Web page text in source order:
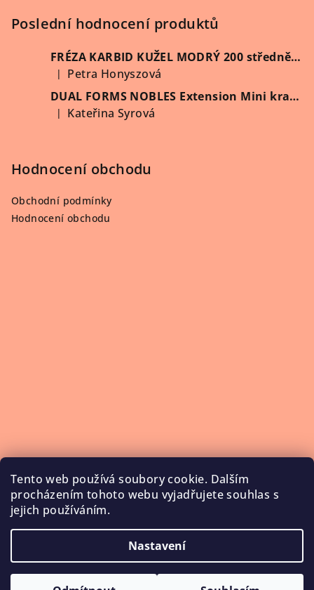
Tento web používá soubory cookie. Dalším
procházením tohoto webu vyjadřujete souhlas s
jejich používáním.
Nastavení
Poslední hodnocení produktů
FRÉZA KARBID KUŽEL MODRÝ 200 středně hrubý (Vybrat průměr)
Hodnocení produktu je 5 z 5 hvězdiček.
|
Petra Honyszová
DUAL FORMS NOBLES Extension Mini kratší 60 ks/krabička
Hodnocení produktu je 5 z 5 hvězdiček.
| Kateřina Syrová
Hodnocení obchodu
Obchodní podmínky
Hodnocení obchodu
Upravit nastavení cookies